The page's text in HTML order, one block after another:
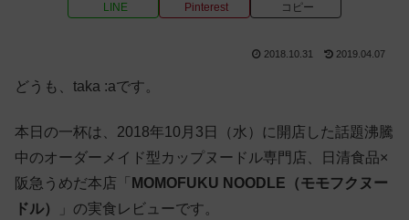
LINE Pinterest コピー
2018.10.31 2019.04.07
どうも、taka :aです。
本日の一杯は、2018年10月3日（水）に開店した話題沸騰
中のオーダーメイド型カップヌードル専門店、日清食品×
阪急うめだ本店「 MOMOFUKU NOODLE（モモフクヌー
ドル）
」の実食レビューです。